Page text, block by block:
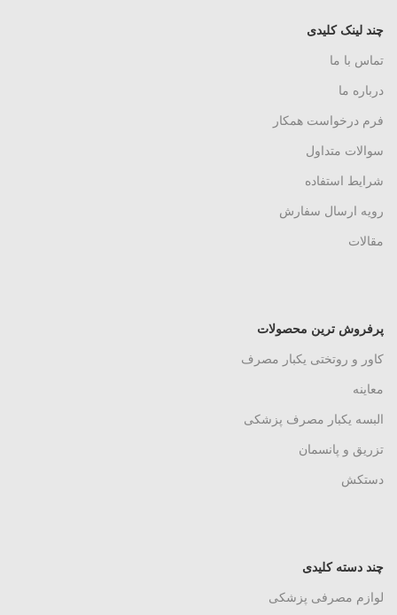
چند لینک کلیدی
تماس با ما
درباره ما
فرم درخواست همکار
سوالات متداول
شرایط استفاده
رویه ارسال سفارش
مقالات
پرفروش ترین محصولات
کاور و روتختی یکبار مصرف
معاینه
البسه یکبار مصرف پزشکی
تزریق و پانسمان
دستکش
چند دسته کلیدی
لوازم مصرفی پزشکی